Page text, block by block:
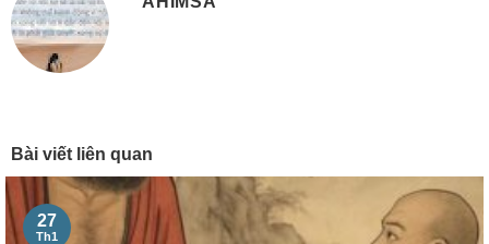
Bài viết liên quan
27
Th1